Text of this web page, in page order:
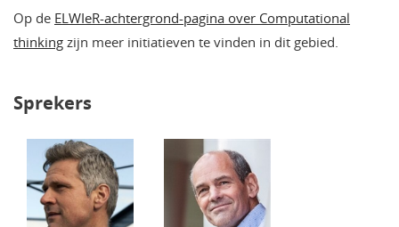
Op de ELWIeR-achtergrond-pagina over Computational
thinking zijn meer initiatieven te vinden in dit gebied.
Sprekers